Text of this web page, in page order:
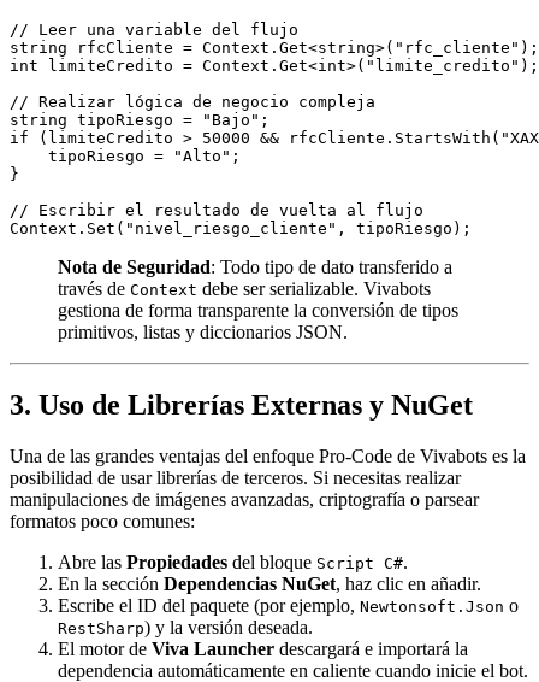
// Leer una variable del flujo
string rfcCliente = Context.Get<string>("rfc_cliente");
int limiteCredito = Context.Get<int>("limite_credito");
// Realizar lógica de negocio compleja
string tipoRiesgo = "Bajo";
if (limiteCredito > 50000 &&
    tipoRiesgo = "Alto";
}
// Escribir el resultado de vuelta al flujo
Nota de Seguridad: Todo tipo de dato transferido a
través de Context debe ser serializable. Vivabots
gestiona de forma transparente la conversión de tipos
primitivos, listas y diccionarios JSON.
3. Uso de Librerías Externas y NuGet
Una de las grandes ventajas del enfoque Pro-Code de Vivabots es la
posibilidad de usar librerías de terceros. Si necesitas realizar
manipulaciones de imágenes avanzadas, criptografía o parsear
formatos poco comunes:
Abre las Propiedades del bloque Script C#.
En la sección Dependencias NuGet, haz clic en añadir.
Escribe el ID del paquete (por ejemplo, Newtonsoft.Json o
RestSharp) y la versión deseada.
El motor de Viva Launcher descargará e importará la
dependencia automáticamente en caliente cuando inicie el bot.